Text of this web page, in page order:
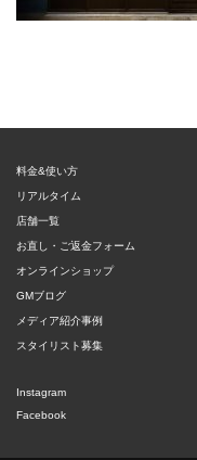
料金&使い方
リアルタイム
店舗一覧
お直し・ご返金フォーム
オンラインショップ
GMブログ
メディア紹介事例
スタイリスト募集
Instagram
Facebook